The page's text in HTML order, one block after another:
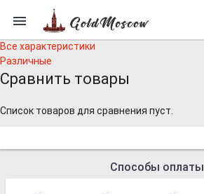
Все характеристики
Различные
Сравнить товары
Список товаров для сравнения пуст.
Способы оплаты